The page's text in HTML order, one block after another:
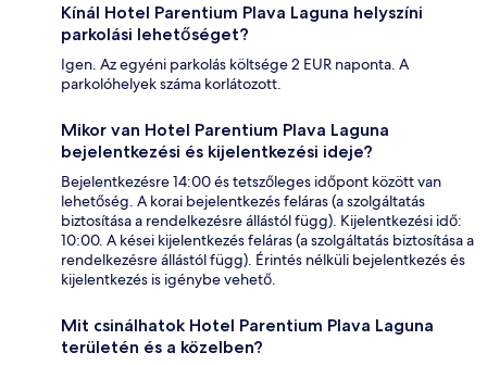
Kínál Hotel Parentium Plava Laguna helyszíni
parkolási lehetőséget?
Igen. Az egyéni parkolás költsége 2 EUR naponta. A
parkolóhelyek száma korlátozott.
Mikor van Hotel Parentium Plava Laguna
bejelentkezési és kijelentkezési ideje?
Bejelentkezésre 14:00 és tetszőleges időpont között van
lehetőség. A korai bejelentkezés feláras (a szolgáltatás
biztosítása a rendelkezésre állástól függ). Kijelentkezési idő:
10:00. A kései kijelentkezés feláras (a szolgáltatás biztosítása a
rendelkezésre állástól függ). Érintés nélküli bejelentkezés és
kijelentkezés is igénybe vehető.
Mit csinálhatok Hotel Parentium Plava Laguna
területén és a közelben?